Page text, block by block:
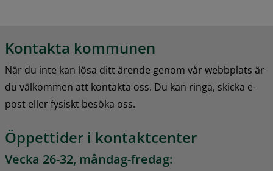
Kontakta kommunen
När du inte kan lösa ditt ärende genom vår webbplats är
du välkommen att kontakta oss. Du kan ringa, skicka e-
post eller fysiskt besöka oss.
Öppettider i kontaktcenter
Vecka 26-32, måndag-fredag: